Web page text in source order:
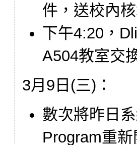
件，送校內
下午4:20，
A504教室交
3月9日(三)：
數次將昨日
Program重